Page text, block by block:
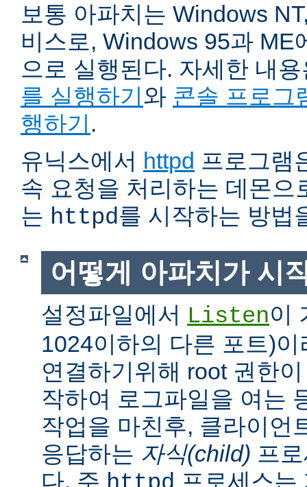
보통 아파치는 Windows
비스로, Windows 95과 ME
으로 실행된다. 자세한 내
를 실행하기와 콘솔 프로그
행하기 .
유닉스에서 httpd 프로그램
속 요청을 처리하는 데몬으
는 httpd를 시작하는 방법
어떻게 아파치가 시
설정파일에서 Listen이
1024이하의 다른 포트)
연결하기위해 root 권한
작하여 로그파일을 여는
작업을 마친후, 클라이언
응답하는 자식(child) 프
다. 주
프로세스는